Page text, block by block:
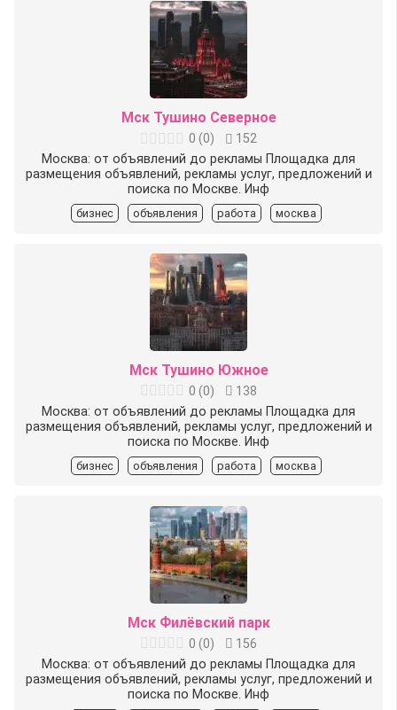
Мск Тушино Северное
0 (0)
152
Москва: от объявлений до рекламы Площадка для
размещения объявлений, рекламы услуг, предложений и
поиска по Москве. Инф
бизнес объявления работа москва
Мск Тушино Южное
0 (0)
138
Москва: от объявлений до рекламы Площадка для
размещения объявлений, рекламы услуг, предложений и
поиска по Москве. Инф
бизнес объявления работа москва
Мск Филёвский парк
0 (0)
156
Москва: от объявлений до рекламы Площадка для
размещения объявлений, рекламы услуг, предложений и
поиска по Москве. Инф